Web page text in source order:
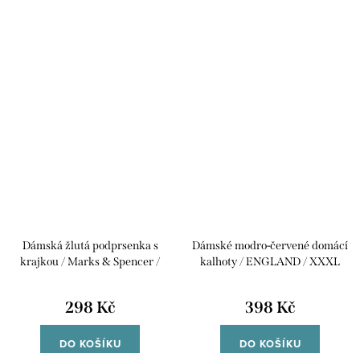
Dámská žlutá podprsenka s
krajkou / Marks & Spencer /
298 Kč
DO KOŠÍKU
Dámské modro-červené domácí
kalhoty / ENGLAND / XXXL
398 Kč
DO KOŠÍKU